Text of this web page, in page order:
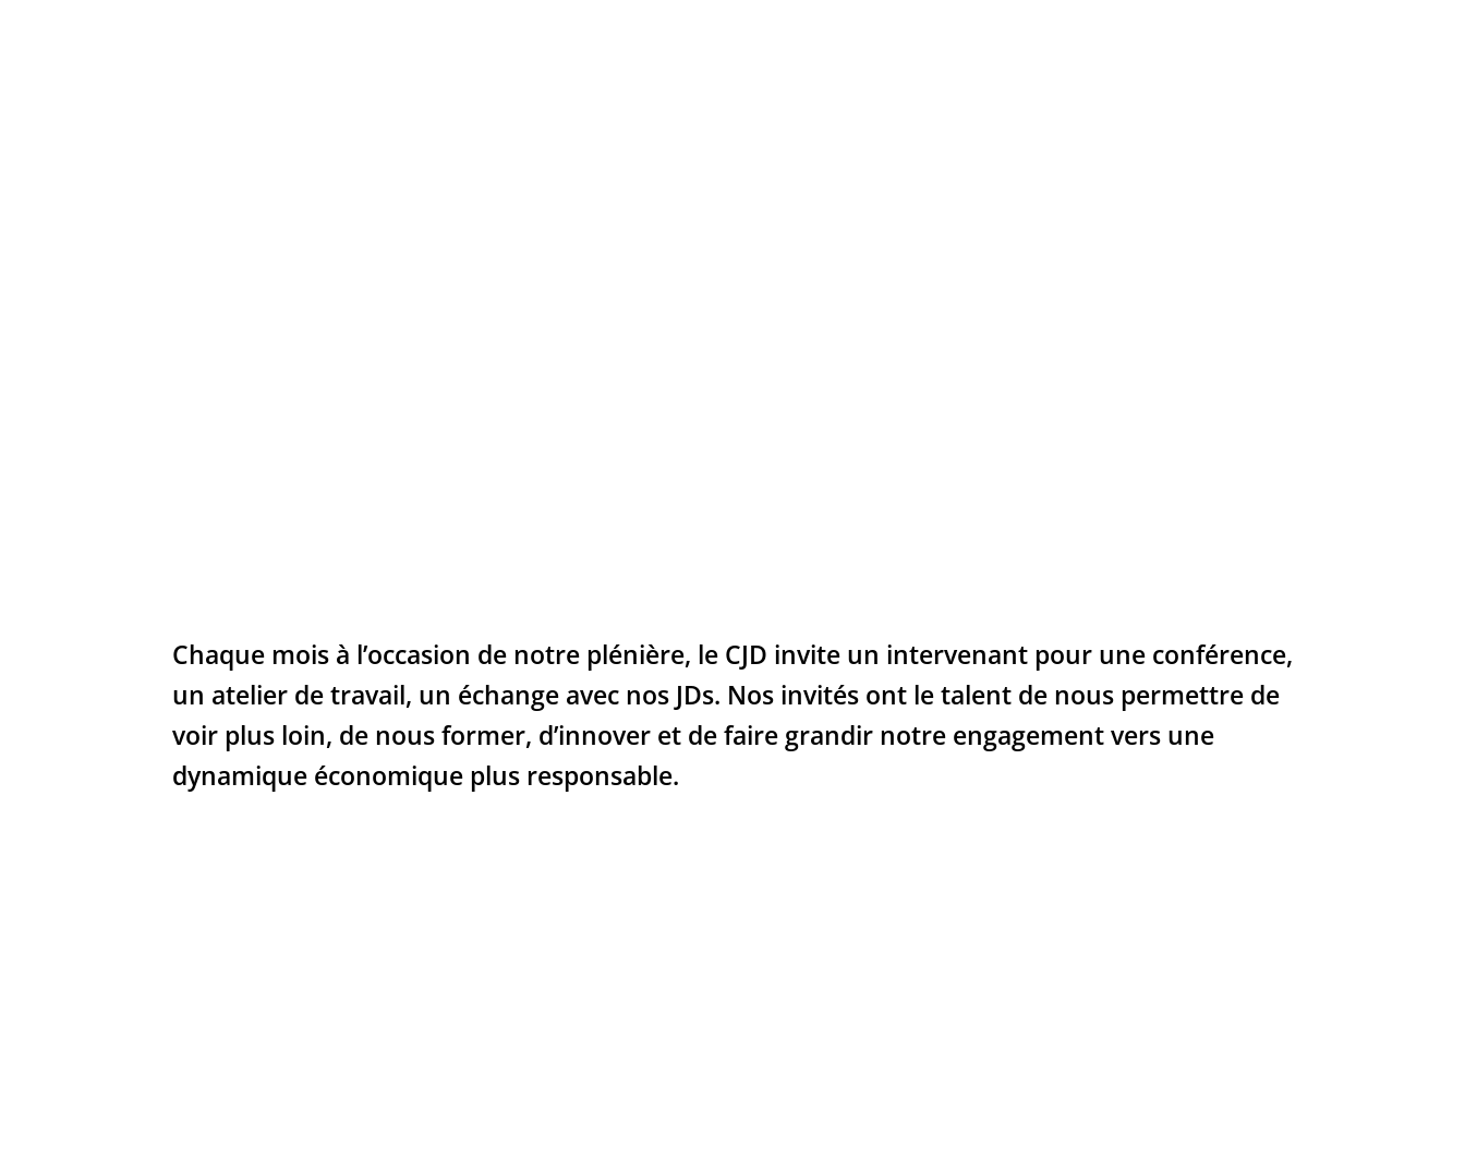
Chaque mois à l’occasion de notre plénière, le CJD invite un intervenant pour une conférence,
un atelier de travail, un échange avec nos JDs. Nos invités ont le talent de nous permettre de
voir plus loin, de nous former, d’innover et de faire grandir notre engagement vers une
dynamique économique plus responsable.